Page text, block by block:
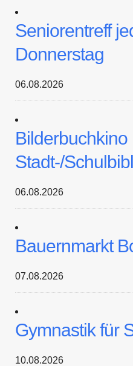
Seniorentreff
Donnerstag
06.08.2026
Bilderbuchkino
Stadt-/
06.08.2026
Bauernmarkt
07.08.2026
Gymnastik für
10.08.2026